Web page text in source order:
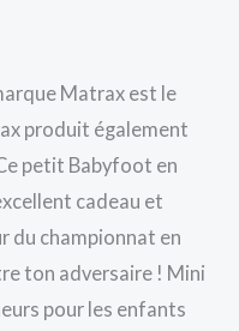
Matrax est le
produit également
petit Babyfoot en
cadeau et
du championnat en
ton adversaire ! Mini
pour les enfants